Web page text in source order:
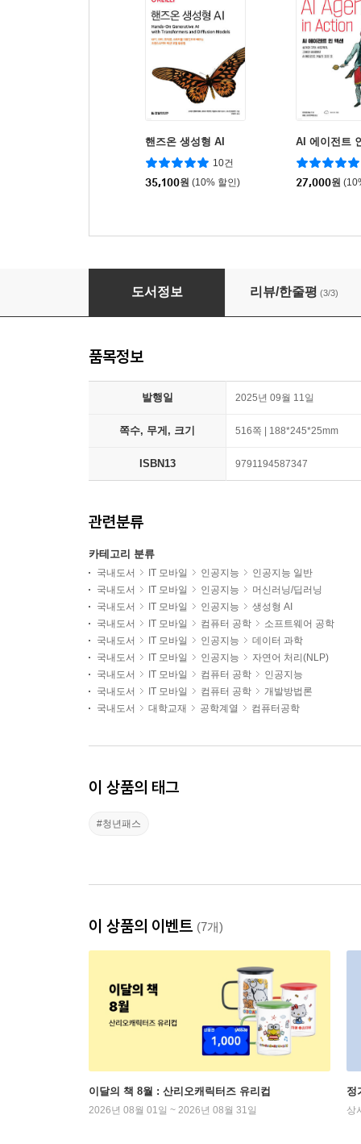
핸즈온 생성형 AI
10건
35,100원 (10% 할인)
AI 에이전트
27,000원
LLM 프로덕션 엔지니어링
도서정보 리뷰/한줄평 (3/3)
품목정보
발행일 2025년 09월 11일
쪽수, 무게, 크기 516쪽 | 188*245*25mm
ISBN13 9791194587347
관련분류
카테고리 분류
국내도서 IT 모바일 인공지능
인공지능 일반
국내도서
IT 모바일 인공지능
머신러닝/딥러닝
국내도서
IT 모바일 인공지능
생성형 AI
국내도서
IT 모바일 컴퓨터 공학
소프트웨어 공학
국내도서
IT 모바일 인공지능
데이터 과학
국내도서
IT 모바일 인공지능
자연어 처리(NLP)
국내도서
IT 모바일 컴퓨터 공학
인공지능
국내도서
IT 모바일 컴퓨터 공학
개발방법론
국내도서
대학교재 공학계열 컴퓨터공학
이 상품의 태그
#청년패스
이 상품의 이벤트 (7개)
이달의 책 8월 : 산리오캐릭터즈 유리컵
2026년 08월 01일 ~ 2026년 08월 31일
정
상